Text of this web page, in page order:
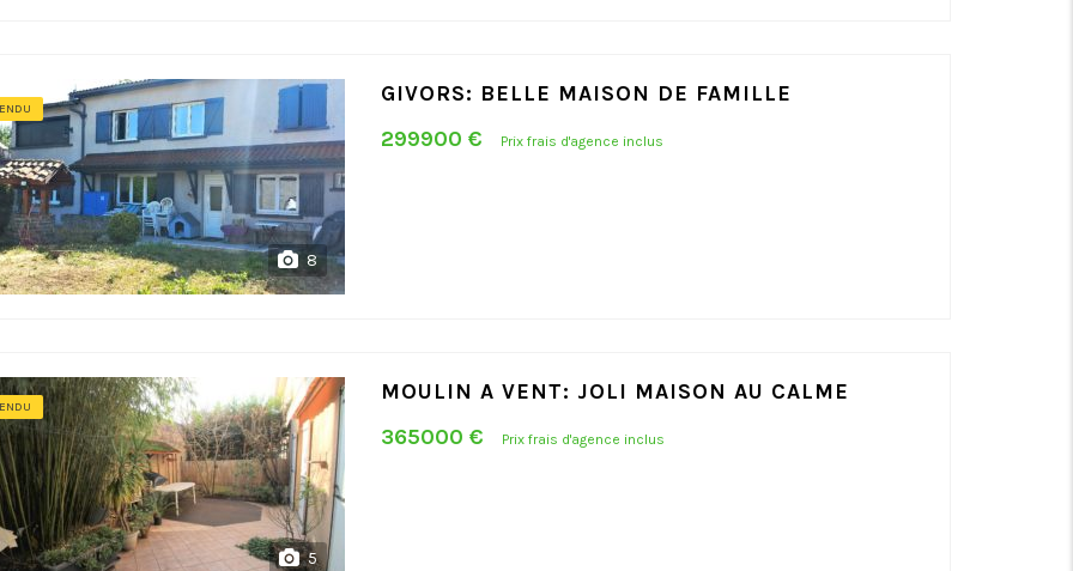
8
GIVORS: BELLE MAISON DE FAMILLE
299900 €
Prix frais d'agence inclus
5
MOULIN A VENT: JOLI MAISON AU CALME
365000 €
Prix frais d'agence inclus